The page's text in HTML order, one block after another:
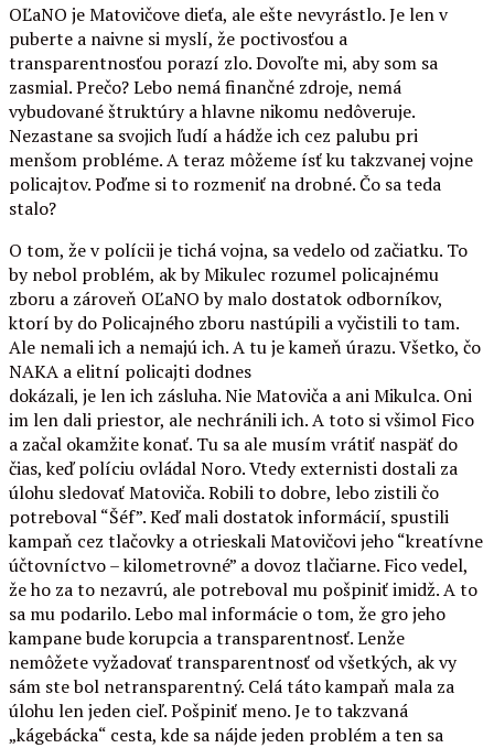
OĽaNO je Matovičove dieťa, ale ešte nevyrástlo. Je len v
puberte a naivne si myslí, že poctivosťou a
transparentnosťou porazí zlo. Dovoľte mi, aby som sa
zasmial. Prečo? Lebo nemá finančné zdroje, nemá
vybudované štruktúry a hlavne nikomu nedôveruje.
Nezastane sa svojich ľudí a hádže ich cez palubu pri
menšom probléme. A teraz môžeme ísť ku takzvanej vojne
policajtov. Poďme si to rozmeniť na drobné. Čo sa teda
stalo?
O tom, že v polícii je tichá vojna, sa vedelo od začiatku. To
by nebol problém, ak by Mikulec rozumel policajnému
zboru a zároveň OĽaNO by malo dostatok odborníkov,
ktorí by do Policajného zboru nastúpili a vyčistili to tam.
Ale nemali ich a nemajú ich. A tu je kameň úrazu. Všetko, čo
NAKA a elitní policajti dodnes
dokázali, je len ich zásluha. Nie Matoviča a ani Mikulca. Oni
im len dali priestor, ale nechránili ich. A toto si všimol Fico
a začal okamžite konať. Tu sa ale musím vrátiť naspäť do
čias, keď políciu ovládal Noro. Vtedy externisti dostali za
úlohu sledovať Matoviča. Robili to dobre, lebo zistili čo
potreboval “Šéf”. Keď mali dostatok informácií, spustili
kampaň cez tlačovky a otrieskali Matovičovi jeho “kreatívne
účtovníctvo – kilometrovné” a dovoz tlačiarne. Fico vedel,
že ho za to nezavrú, ale potreboval mu pošpiniť imidž. A to
sa mu podarilo. Lebo mal informácie o tom, že gro jeho
kampane bude korupcia a transparentnosť. Lenže
nemôžete vyžadovať transparentnosť od všetkých, ak vy
sám ste bol netransparentný. Celá táto kampaň mala za
úlohu len jeden cieľ. Pošpiniť meno. Je to takzvaná
„kágebácka“ cesta, kde sa nájde jeden problém a ten sa